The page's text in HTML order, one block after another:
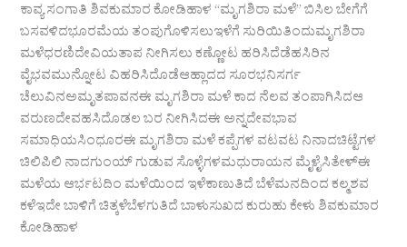
ಕಾವ್ಯ ಸಂಗಾತಿ ಶಿವಕುಮಾರ ಕೋಡಿಹಾಳ “ಮೃಗಶಿರಾ ಮಳೆ” ಬಿಸಿಲ ಬೇಗೆಗೆ
ಬಸವಳಿದಭೂರಮೆಯ ತಂಪುಗೊಳಿಸಲುಇಳೆಗೆ ಸುರಿಯಿತಿಂದುಮೃಗಶಿರಾ
ಮಳೆಧರಣಿದೇವಿಯತಾಪ ನೀಗಿಸಲು ಕಣ್ಣೋಟ ಹರಿಸಿದೆಡೆಹಸಿರಿನ
ವೈಭವಮುನ್ನೋಟ ವಿಹರಿಸಿದೊಡೆಆಹ್ಲಾದದ ಸೂರಭನಿಸರ್ಗ
ಚೆಲುವಿನಅಮೃತಪಾವನಈ ಮೃಗಶಿರಾ ಮಳೆ ಕಾದ ನೆಲವ ತಂಪಾಗಿಸಿದಆ
ವರುಣದೇವಹಸಿದೊಡಲ ಬರ ನೀಗಿಸಿದಈ ಅನ್ನದೇವಭಾವ
ಸಮಾಧಿಯಸಿಂಧೂರಈ ಮೃಗಶಿರಾ ಮಳೆ ಕಪ್ಪೆಗಳ ವಟವಟ ನಿನಾದಚಿಟ್ಟೆಗಳ
ಚಿಲಿಪಿಲಿ ನಾದಗುಂಯ್ ಗುಡುವ ಸೊಳ್ಳೆಗಳಮಧುರಾಯನ ಮೈಳೈಸಿತೇಳ್ಈ
ಮಳೆಯ ಆರ್ಭಟದಿಂ ಮಳೆಯಿಂದ ಇಳೆಕಾಣುತಿದೆ ಬೆಳೆಮನದಿಂದ ಕಲ್ಮಶವ
ಕಳೆಇದೇ ಬಾಳಿಗೆ ಚಿತ್ಕಳೆಬೆಳಗುತಿದೆ ಬಾಳುಸುಖದ ಕುರುಹು ಕೇಳು ಶಿವಕುಮಾರ
ಕೋಡಿಹಾಳ